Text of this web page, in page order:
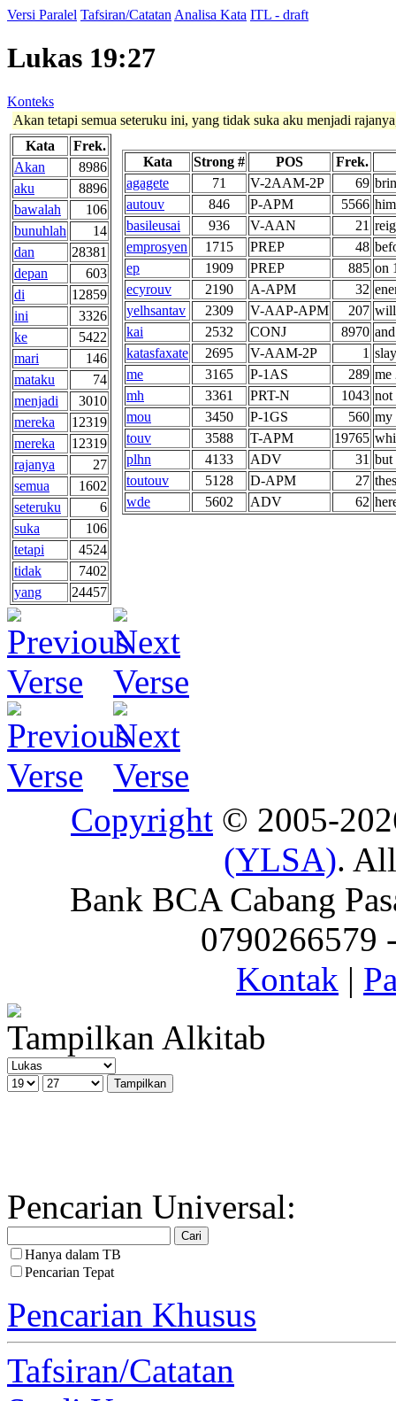
Versi Paralel Tafsiran/Catatan Analisa Kata ITL - draft
Lukas 19:27
Konteks
Akan tetapi semua seteruku ini, yang tidak suka aku menjadi
Kata
Frek.
Akan
8986
aku
8896
bawalah
106
bunuhlah
14
dan
28381
depan
603
di
12859
ini
3326
ke
5422
mari
146
mataku
74
menjadi
3010
mereka
12319
mereka
12319
rajanya
27
semua
1602
seteruku
6
suka
106
tetapi
4524
tidak
7402
yang
24457
Kata Strong # POS
Frek.
agagete
71 V-2AAM-2P 69
autouv
846 P-APM 5566
basileusai
936 V-AAN 21
emprosyen
1715 PREP 48
ep
1909 PREP 885 on
ecyrouv
2190 A-APM 32
yelhsantav
2309 V-AAP-APM 207
kai
2532 CONJ 8970
katasfaxate
2695 V-AAM-2P 1
me
3165 P-1AS 289 me
mh
3361 PRT-N 1043 not
mou
3450 P-1GS 560 my
touv
3588 T-APM 19765
plhn
4133 ADV 31 but
toutouv
5128 D-APM 27
wde
5602 ADV 62
Copyright © 2005-
(YLSA).
Bank BCA Cabang
0790266579
Kontak |
Tampilkan Alkitab
Pencarian Universal:
Hanya dalam TB
Pencarian Tepat
Pencarian Khusus
Tafsiran/Catatan